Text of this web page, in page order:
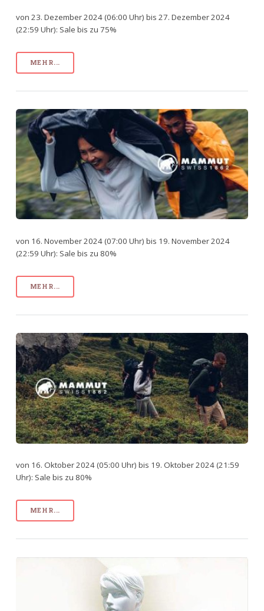
von 23. Dezember 2024 (06:00 Uhr) bis 27. Dezember 2024
(22:59 Uhr): Sale bis zu 75%
MEHR...
von 16. November 2024 (07:00 Uhr) bis 19. November 2024
(22:59 Uhr): Sale bis zu 80%
MEHR...
von 16. Oktober 2024 (05:00 Uhr) bis 19. Oktober 2024 (21:59
Uhr): Sale bis zu 80%
MEHR...